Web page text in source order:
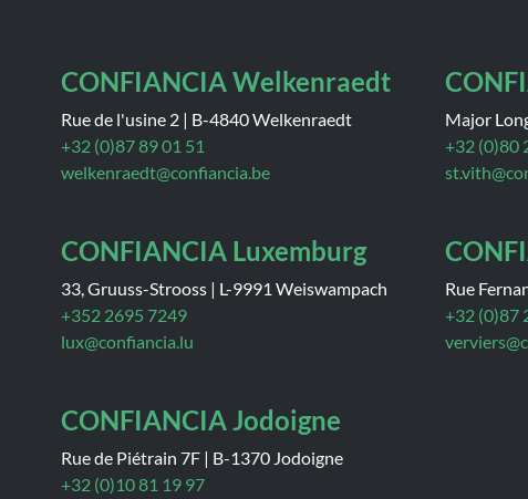
CONFIANCIA Welkenraedt
Rue de l'usine 2 | B-4840 Welkenraedt
+32 (0)87 89 01 51
welkenraedt@confiancia.be
Major
+32 (0)80
CONFIANCIA Luxemburg
33, Gruuss-Strooss | L-9991 Weiswampach
+352 2695 7249
lux@confiancia.lu
Rue
+32 (0)87
CONFIANCIA Jodoigne
Rue de Piétrain 7F | B-1370 Jodoigne
+32 (0)10 81 19 97